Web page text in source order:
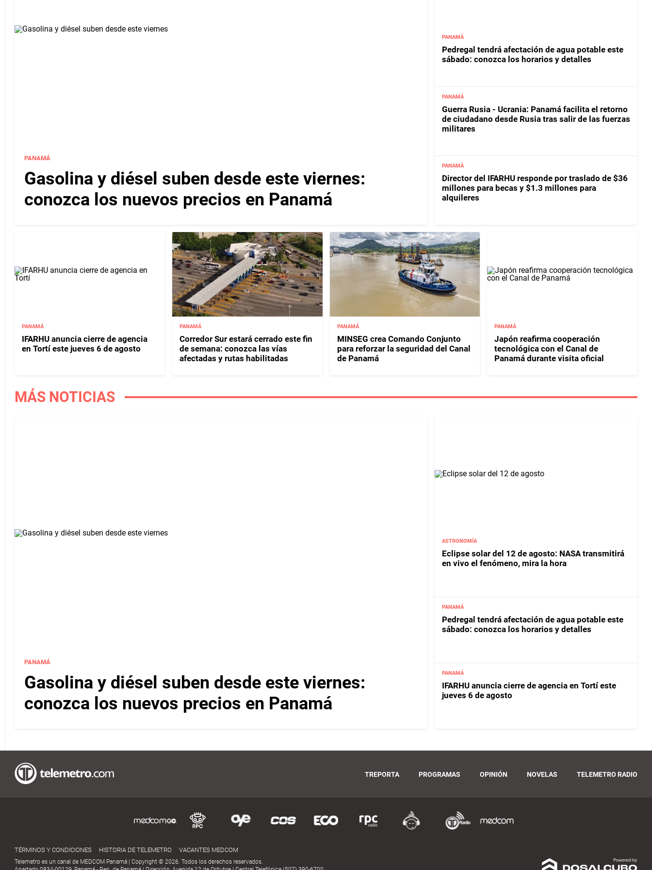
PANAMÁ
Gasolina y diésel suben desde este viernes:
conozca los nuevos precios en Panamá
PANAMÁ
Pedregal tendrá afectación de agua potable este
sábado: conozca los horarios y detalles
PANAMÁ
Guerra Rusia - Ucrania: Panamá facilita el retorno
de ciudadano desde Rusia tras salir de las fuerzas
militares
PANAMÁ
Director del IFARHU responde por traslado de $36
millones para becas y $1.3 millones para
alquileres
PANAMÁ
IFARHU anuncia cierre de agencia
en Tortí este jueves 6 de agosto
PANAMÁ
Corredor Sur estará cerrado este fin
de semana: conozca las vías
afectadas y rutas habilitadas
PANAMÁ
MINSEG crea Comando Conjunto
para reforzar la seguridad del Canal
de Panamá
PANAMÁ
Japón reafirma cooperación
tecnológica con el Canal de
Panamá durante visita oficial
MÁS NOTICIAS
PANAMÁ
Gasolina y diésel suben desde este viernes:
conozca los nuevos precios en Panamá
ASTRONOMÍA
Eclipse solar del 12 de agosto: NASA transmitirá
en vivo el fenómeno, mira la hora
PANAMÁ
Pedregal tendrá afectación de agua potable este
sábado: conozca los horarios y detalles
PANAMÁ
IFARHU anuncia cierre de agencia en Tortí este
jueves 6 de agosto
TREPORTA PROGRAMAS OPINIÓN NOVELAS TELEMETRO RADIO
TÉRMINOS Y CONDICIONES HISTORIA DE TELEMETRO VACANTES MEDCOM
Telemetro es un canal de MEDCOM Panamá | Copyright © 2026. Todos los derechos reservados.